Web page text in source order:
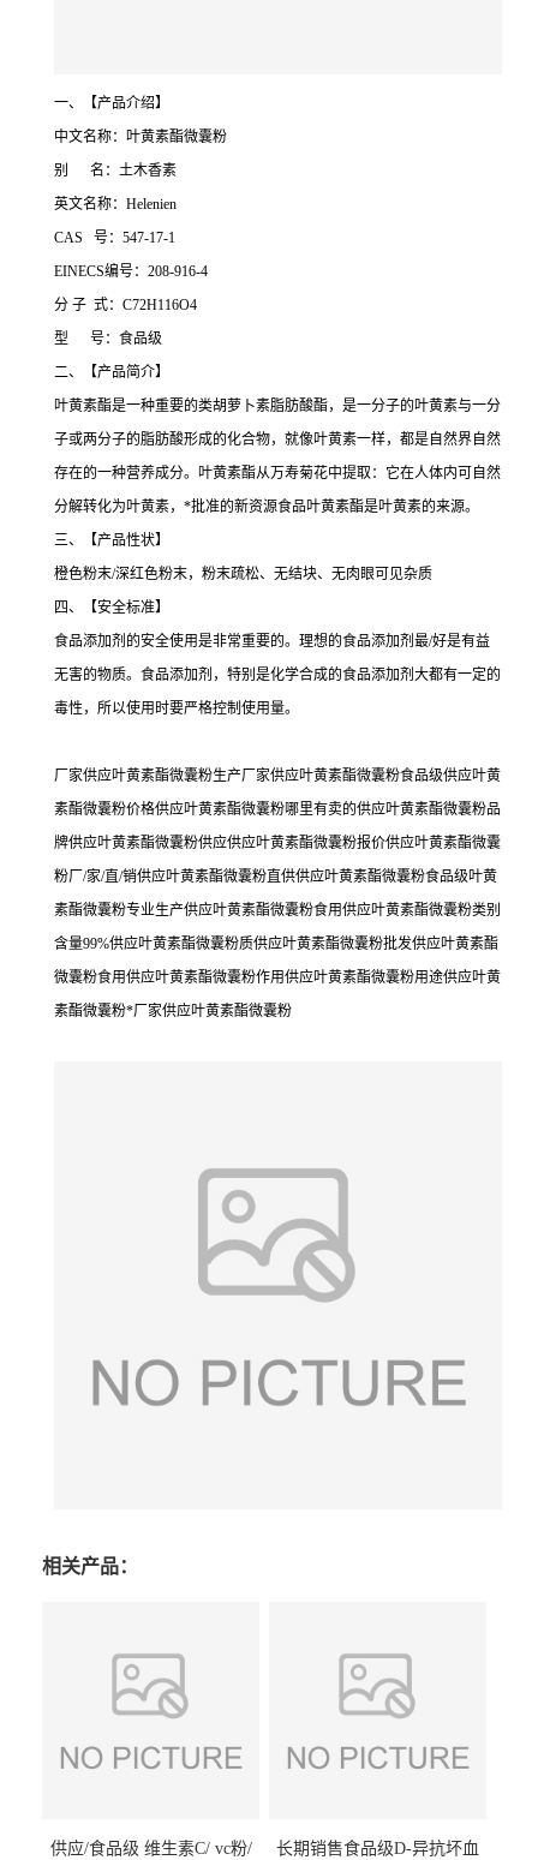
一、【产品介绍】
中文名称：叶黄素酯微囊粉
别 名：土木香素
英文名称：Helenien
CAS 号：547-17-1
EINECS编号：208-916-4
分 子 式：C72H116O4
型 号：食品级
二、【产品简介】
叶黄素酯是一种重要的类胡萝卜素脂肪酸酯，是一分子的叶黄素与一分
子或两分子的脂肪酸形成的化合物，就像叶黄素一样，都是自然界自然
存在的一种营养成分。叶黄素酯从万寿菊花中提取：它在人体内可自然
分解转化为叶黄素，*批准的新资源食品叶黄素酯是叶黄素的来源。
三、【产品性状】
橙色粉末/深红色粉末，粉末疏松、无结块、无肉眼可见杂质
四、【安全标准】
食品添加剂的安全使用是非常重要的。理想的食品添加剂最/好是有益
无害的物质。食品添加剂，特别是化学合成的食品添加剂大都有一定的
毒性，所以使用时要严格控制使用量。
厂家供应叶黄素酯微囊粉生产厂家供应叶黄素酯微囊粉食品级供应叶黄
素酯微囊粉价格供应叶黄素酯微囊粉哪里有卖的供应叶黄素酯微囊粉品
牌供应叶黄素酯微囊粉供应供应叶黄素酯微囊粉报价供应叶黄素酯微囊
粉厂/家/直/销供应叶黄素酯微囊粉直供供应叶黄素酯微囊粉食品级叶黄
素酯微囊粉专业生产供应叶黄素酯微囊粉食用供应叶黄素酯微囊粉类别
含量99%供应叶黄素酯微囊粉质供应叶黄素酯微囊粉批发供应叶黄素酯
微囊粉食用供应叶黄素酯微囊粉作用供应叶黄素酯微囊粉用途供应叶黄
素酯微囊粉*厂家供应叶黄素酯微囊粉
相关产品：
供应/食品级 维生素C/ vc粉/
长期销售食品级D-异抗坏血